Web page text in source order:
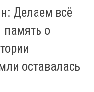
Делаем всё
память о
оставалась